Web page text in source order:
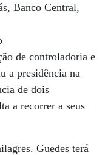
Banco Central,
de controladoria e
a presidência na
de dois
a recorrer a seus
Guedes terá